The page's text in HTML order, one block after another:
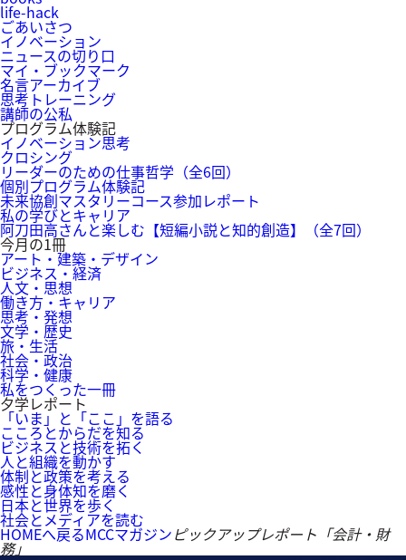
life-hack
ごあいさつ
イノベーション
ニュースの切り口
マイ・ブックマーク
名言アーカイブ
思考トレーニング
講師の公私
プログラム体験記
イノベーション思考
クロシング
リーダーのための仕事哲学（全6回）
個別プログラム体験記
未来協創マスタリーコース参加レポート
私の学びとキャリア
阿刀田高さんと楽しむ【短編小説と知的創造】（全7回）
今月の1冊
アート・建築・デザイン
ビジネス・経済
人文・思想
働き方・キャリア
思考・発想
文学・歴史
旅・生活
社会・政治
科学・健康
私をつくった一冊
夕学レポート
「いま」と「ここ」を語る
こころとからだを知る
ビジネスと技術を拓く
人と組織を動かす
体制と政策を考える
感性と身体知を磨く
日本と世界を歩く
社会とメディアを読む
HOMEへ戻るMCCマガジンピックアップレポート「会計・財
務」